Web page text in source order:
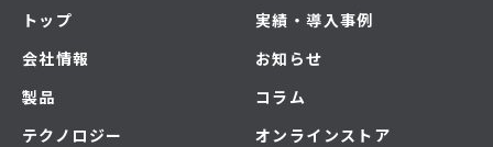
トップ
会社情報
製品
テクノロジー
実績・導入事例
お知らせ
コラム
オンラインストア